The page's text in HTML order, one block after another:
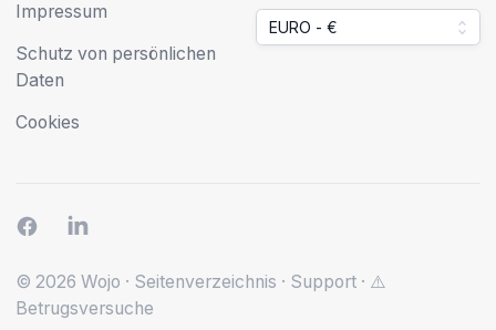
Impressum
Schutz von persönlichen
Daten
Cookies
EURO - €
© 2026 Wojo · Seitenverzeichnis · Support · ⚠️
Betrugsversuche